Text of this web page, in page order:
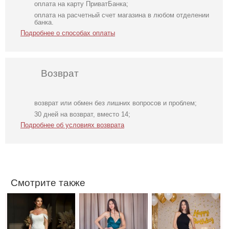
оплата на карту ПриватБанка;
оплата на расчетный счет магазина в любом отделении
банка.
Подробнее о способах оплаты
Возврат
возврат или обмен без лишних вопросов и проблем;
30 дней на возврат, вместо 14;
Подробнее об условиях возврата
Смотрите также
Вечернее
нарядное
корсетное
Нарядное
атласное платье
изумрудного